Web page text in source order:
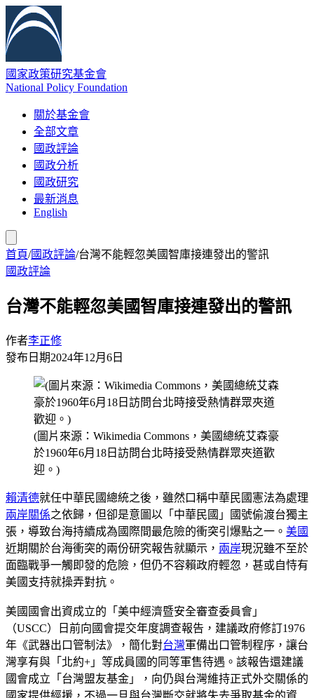
國家政策研究基金會
National Policy Foundation
關於基金會
全部文章
國政評論
國政分析
國政研究
最新消息
English
首頁/國政評論/台灣不能輕忽美國智庫接連發出的警訊
國政評論
台灣不能輕忽美國智庫接連發出的警訊
作者李正修
發布日期2024年12月6日
(圖片來源：Wikimedia Commons，美國總統艾森豪
於1960年6月18日訪問台北時接受熱情群眾夾道歡
迎。)
賴清德就任中華民國總統之後，雖然口稱中華民國憲法為處理
兩岸關係之依歸，但卻是意圖以「中華民國」國號偷渡台獨主
張，導致台海持續成為國際間最危險的衝突引爆點之一。 美國
近期關於台海衝突的兩份研究報告就顯示， 兩岸現況雖不至於
面臨戰爭一觸即發的危險，但仍不容賴政府輕忽，甚或自恃有
美國支持就操弄對抗。
美國國會出資成立的「美中經濟暨安全審查委員會」
（USCC）日前向國會提交年度調查報告，建議政府修訂1976
年《武器出口管制法》，簡化對台灣軍備出口管制程序，讓台
灣享有與「北約+」等成員國的同等軍售待遇。該報告還建議
國會成立「台灣盟友基金」，向仍與台灣維持正式外交關係的
國家提供經援，不過一旦與台灣斷交就將失去爭取基金的資